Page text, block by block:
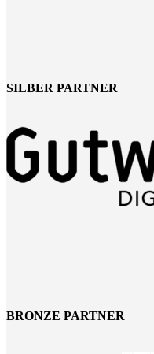
SILBER PARTNER
BRONZE PARTNER